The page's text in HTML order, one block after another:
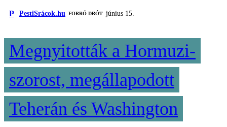
P PestiSrácok.hu FORRÓ DRÓT június 15.
Megnyitották a Hormuzi-
szorost, megállapodott
Teherán és Washington